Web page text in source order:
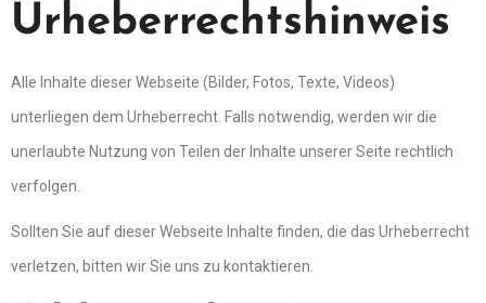
Urheberrechtshinweis
Alle Inhalte dieser Webseite (Bilder, Fotos, Texte, Videos)
unterliegen dem Urheberrecht. Falls notwendig, werden wir die
unerlaubte Nutzung von Teilen der Inhalte unserer Seite rechtlich
verfolgen.
Sollten Sie auf dieser Webseite Inhalte finden, die das Urheberrecht
verletzen, bitten wir Sie uns zu kontaktieren.